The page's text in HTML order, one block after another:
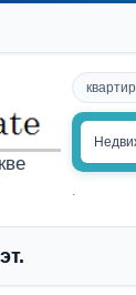
.